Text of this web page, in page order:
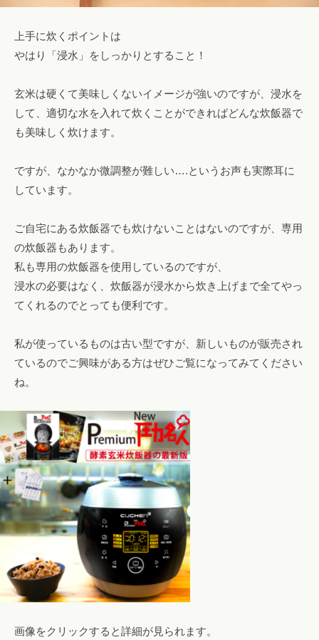
上手に炊くポイントは
やはり「浸水」をしっかりとすること！
玄米は硬くて美味しくないイメージが強いのですが、浸水を
して、適切な水を入れて炊くことができればどんな炊飯器で
も美味しく炊けます。
ですが、なかなか微調整が難しい….というお声も実際耳に
しています。
ご自宅にある炊飯器でも炊けないことはないのですが、専用
の炊飯器もあります。
私も専用の炊飯器を使用しているのですが、
浸水の必要はなく、炊飯器が浸水から炊き上げまで全てやっ
てくれるのでとっても便利です。
私が使っているものは古い型ですが、新しいものが販売され
ているのでご興味がある方はぜひご覧になってみてください
ね。
画像をクリックすると詳細が見られます。